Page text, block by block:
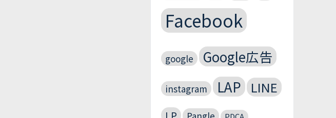
Facebook
google Google広告
instagram LAP LINE
LP